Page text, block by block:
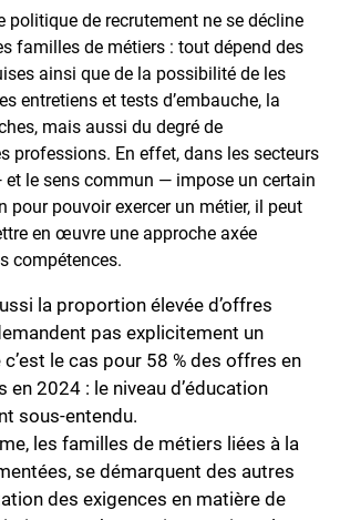
politique de recrutement ne se décline
familles de métiers : tout dépend des
ainsi que de la possibilité de les
entretiens et tests d’embauche, la
mais aussi du degré de
professions. En effet, dans les secteurs
le sens commun — impose un certain
pour pouvoir exercer un métier, il peut
en œuvre une approche axée
compétences.
la proportion élevée d’offres
pas explicitement un
le cas pour 58 % des offres en
en 2024 : le niveau d’éducation
sous-entendu.
les familles de métiers liées à la
se démarquent des autres
des exigences en matière de